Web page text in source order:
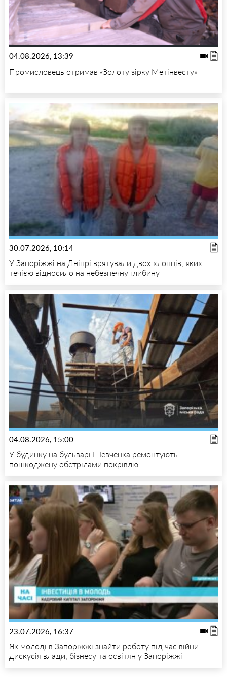
04.08.2026, 13:39
Промисловець отримав «Золоту зірку Метінвесту»
30.07.2026, 10:14
У Запоріжжі на Дніпрі врятували двох хлопців, яких
течією відносило на небезпечну глибину
04.08.2026, 15:00
У будинку на бульварі Шевченка ремонтують
пошкоджену обстрілами покрівлю
23.07.2026, 16:37
Як молоді в Запоріжжі знайти роботу під час війни:
дискусія влади, бізнесу та освітян у Запоріжжі